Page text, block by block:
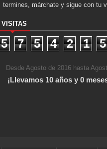
termines, márchate y sigue con tu
VISITAS
5 7 5 4 2 1 5
Desde Agosto de 2016 hasta
¡Llevamos 10 años y 0